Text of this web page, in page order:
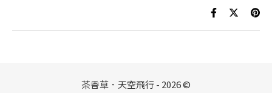
茶香草．天空飛行 - 2026 ©